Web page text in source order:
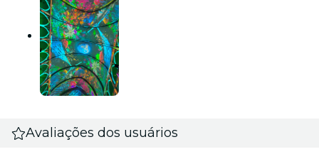
Avaliações dos usuários